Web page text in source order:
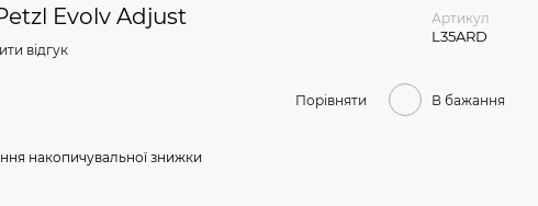
Evolv Adjust Артикул
L35ARD
відгук
Порівняти В бажання
накопичувальної знижки